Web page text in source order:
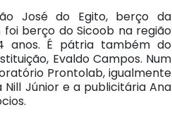
José do Egito, berço da
berço do Sicoob na região
anos. É pátria também do
Evaldo Campos. Num
Prontolab, igualmente
Júnior e a publicitária Ana